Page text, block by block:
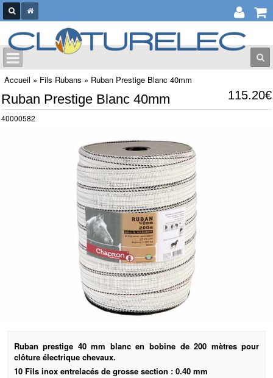
Accueil » Fils Rubans » Ruban Prestige Blanc 40mm
115.20€
Ruban Prestige Blanc 40mm
40000582
Ruban prestige 40 mm blanc en bobine de 200 mètres pour
clôture électrique chevaux.
10 Fils inox entrelacés de grosse section : 0.40 mm